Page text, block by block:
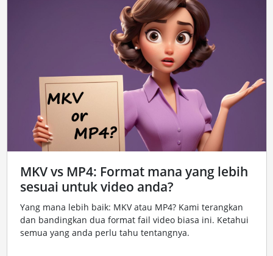
MKV vs MP4: Format mana yang lebih
sesuai untuk video anda?
Yang mana lebih baik: MKV atau MP4? Kami terangkan
dan bandingkan dua format fail video biasa ini. Ketahui
semua yang anda perlu tahu tentangnya.